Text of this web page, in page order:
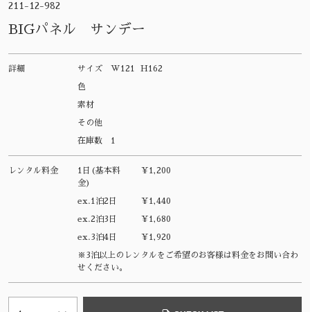
211-12-982
BIGパネル サンデー
詳細 サイズ W121 H162
色
素材
その他
在庫数 1
レンタル料金
1日(基本料
金)
¥1,200
ex.1泊2日 ¥1,440
ex.2泊3日 ¥1,680
ex.3泊4日 ¥1,920
※3泊以上のレンタルをご希望のお客様は料金をお問い合わ
せください。